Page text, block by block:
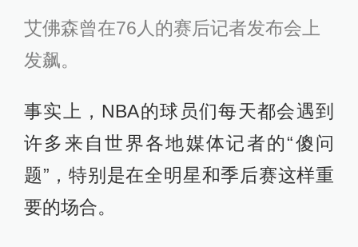
艾佛森曾在76人的赛后记者发布会上
发飙。
事实上，NBA的球员们每天都会遇到
许多来自世界各地媒体记者的“傻问
题”，特别是在全明星和季后赛这样重
要的场合。